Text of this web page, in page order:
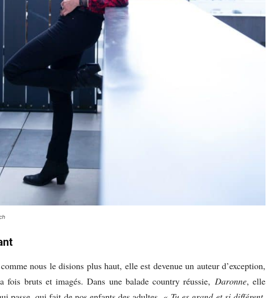
nous le disions plus haut, elle est devenue un auteur d’exception,
fois bruts et imagés. Dans une balade country réussie, Daronne, elle